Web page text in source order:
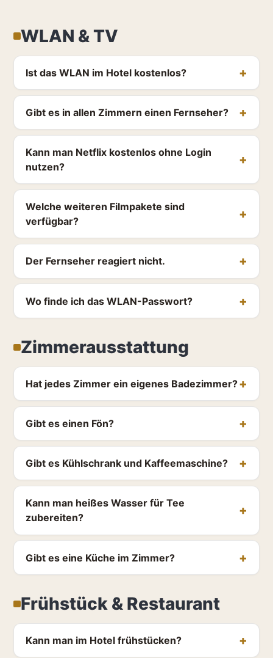
WLAN & TV
Ist das WLAN im Hotel kostenlos?
Gibt es in allen Zimmern einen Fernseher?
Kann man Netflix kostenlos ohne Login
nutzen?
Welche weiteren Filmpakete sind
verfügbar?
Der Fernseher reagiert nicht.
Wo finde ich das WLAN-Passwort?
Zimmerausstattung
Hat jedes Zimmer ein eigenes Badezimmer?
Gibt es einen Fön?
Gibt es Kühlschrank und Kaffeemaschine?
Kann man heißes Wasser für Tee
zubereiten?
Gibt es eine Küche im Zimmer?
Frühstück & Restaurant
Kann man im Hotel frühstücken?